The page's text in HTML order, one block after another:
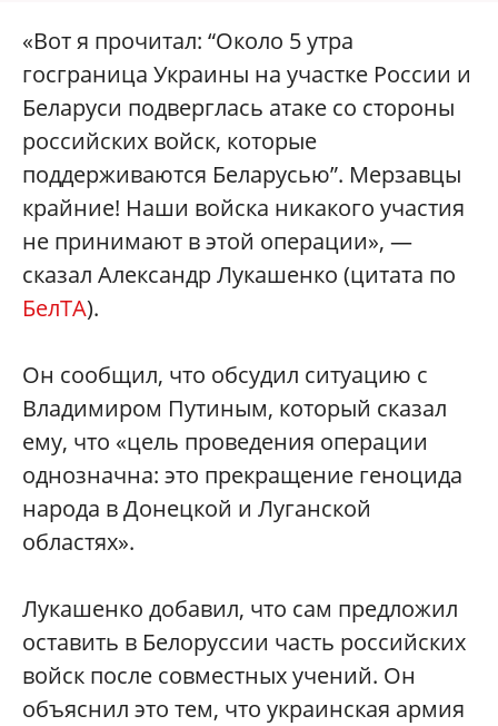
«Вот я прочитал: “Около 5 утра
госграница Украины на участке России и
Беларуси подверглась атаке со стороны
российских войск, которые
поддерживаются Беларусью”. Мерзавцы
крайние! Наши войска никакого участия
не принимают в этой операции», —
сказал Александр Лукашенко (цитата по
БелТА).
Он сообщил, что обсудил ситуацию с
Владимиром Путиным, который сказал
ему, что «цель проведения операции
однозначна: это прекращение геноцида
народа в Донецкой и Луганской
областях».
Лукашенко добавил, что сам предложил
оставить в Белоруссии часть российских
войск после совместных учений. Он
объяснил это тем, что украинская армия